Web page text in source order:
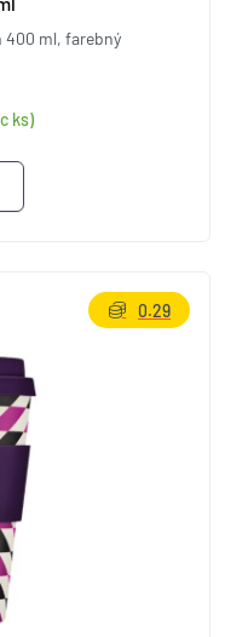
400 ml, farebný
ks)
0.29